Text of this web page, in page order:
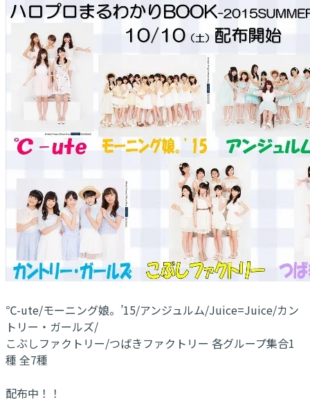
℃-ute/モーニング娘。’15/アンジュルム/Juice=Juice/カン
トリー・ガールズ/
こぶしファクトリー/つばきファクトリー 各グループ集合1
種 全7種
配布中！！